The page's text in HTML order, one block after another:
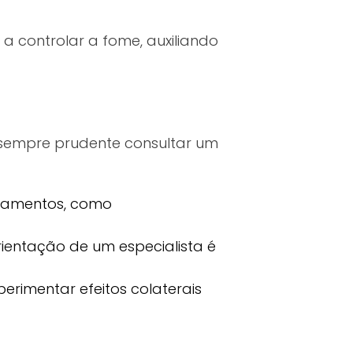
controlar a fome, auxiliando
prudente consultar um
como
de um especialista é
efeitos colaterais